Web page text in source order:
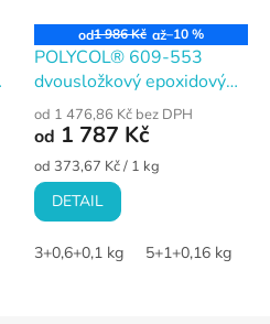
3 kg + 0,9 kg 5 kg + 1,5 kg
od1 986 Kč až–10 %
POLYCOL® 609-553
dvousložkový epoxidový
tmel rychlý tixotropní &
aerosil, sada
od 1 476,86 Kč bez DPH
od 1 787 Kč
Měrná
cena:
od 373,67 Kč / 1 kg
DETAIL
3+0,6+0,1 kg 5+1+0,16 kg